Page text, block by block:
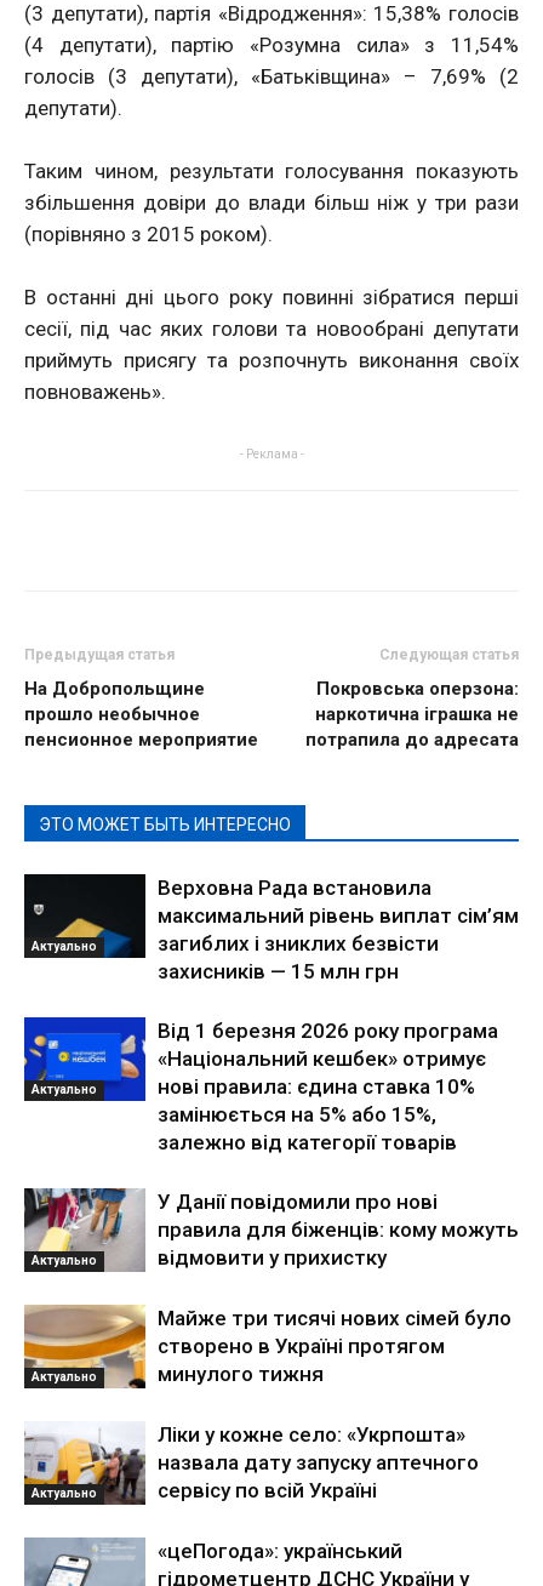
(3 депутати), партія «Відродження»: 15,38% голосів
(4 депутати), партію «Розумна сила» з 11,54%
голосів (3 депутати), «Батьківщина» – 7,69% (2
депутати).
Таким чином, результати голосування показують
збільшення довіри до влади більш ніж у три рази
(порівняно з 2015 роком).
В останні дні цього року повинні зібратися перші
сесії, під час яких голови та новообрані депутати
приймуть присягу та розпочнуть виконання своїх
повноважень».
- Реклама -
Предыдущая статья
На Добропольщине
прошло необычное
пенсионное мероприятие
Следующая статья
Покровська оперзона:
наркотична іграшка не
потрапила до адресата
ЭТО МОЖЕТ БЫТЬ ИНТЕРЕСНО
Актуально
Верховна Рада встановила
максимальний рівень виплат сім’ям
загиблих і зниклих безвісти
захисників — 15 млн грн
Актуально
Від 1 березня 2026 року програма
«Національний кешбек» отримує
нові правила: єдина ставка 10%
замінюється на 5% або 15%,
залежно від категорії товарів
Актуально
У Данії повідомили про нові
правила для біженців: кому можуть
відмовити у прихистку
Актуально
Майже три тисячі нових сімей було
створено в Україні протягом
минулого тижня
Актуально
Ліки у кожне село: «Укрпошта»
назвала дату запуску аптечного
сервісу по всій Україні
«цеПогода»: український
гідрометцентр ДСНС України у